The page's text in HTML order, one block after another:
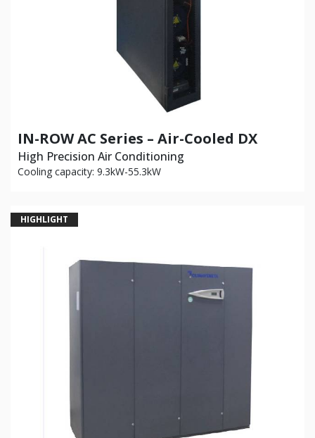
IN-ROW AC Series – Air-Cooled DX
High Precision Air Conditioning
Cooling capacity: 9.3kW-55.3kW
HIGHLIGHT